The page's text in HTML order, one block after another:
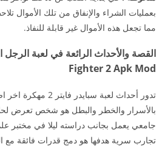
بعمليات الشراء والإنفاق من تلك الأموال
مما تجعل هذه الأموال غير قابلة للنفاذ.
Fighter 2 Apk Mod
تدور أحداث لعبة
بالأسرار والخطر والبطل هو شخص تعرض
جامعي يعمل بجانب دراسته ليلا في
تجارب سرية هدفها هو دمج قدرات فائقة مع